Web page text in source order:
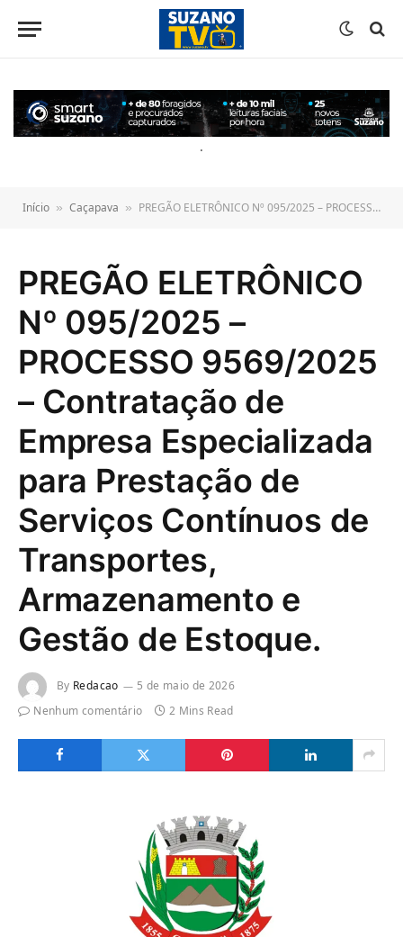
conteúdo
.
Início » Caçapava » PREGÃO ELETRÔNICO Nº 095/2025 – PROCESSO 9569/2025 – Contratação de Empresa Especializada para Prestação de Serviços Contínuos de Transportes, Armazenamento e Gestão de Estoque.
PREGÃO ELETRÔNICO
Nº 095/2025 –
PROCESSO 9569/2025
– Contratação de
Empresa Especializada
para Prestação de
Serviços Contínuos de
Transportes,
Armazenamento e
Gestão de Estoque.
By Redacao
5 de maio de 2026
Nenhum comentário
2 Mins Read